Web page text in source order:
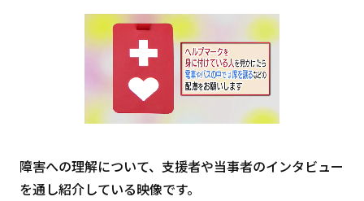
障害への理解について、支援者や当事者のインタビュー
を通し紹介している映像です。